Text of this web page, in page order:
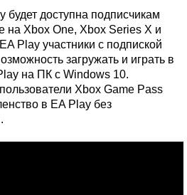
будет доступна подписчикам
на Xbox One, Xbox Series X и
Play участники с подпиской
загружать и играть в
на ПК с Windows 10.
Xbox Game Pass
в EA Play без